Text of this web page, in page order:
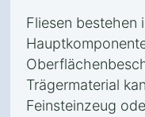
Fliesen bestehen
Trägermaterial
Feinsteinzeug